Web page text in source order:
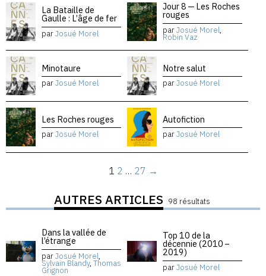
La Bataille de
Gaulle : L’âge de fer
parJosué Morel
Jour 8 — Les Roches
rouges
parJosué Morel,
Robin Vaz
Minotaure
parJosué Morel
Notre salut
parJosué Morel
Les Roches rouges
parJosué Morel
Autofiction
parJosué Morel
1 2 … 27 →
AUTRES ARTICLES 98 résultats
Dans la vallée de
l’étrange
parJosué Morel,
Sylvain Blandy, Thomas
Grignon
Top 10 de la
décennie (2010 –
2019)
parJosué Morel